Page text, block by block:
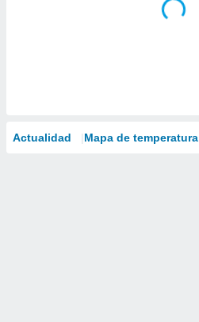
Actualidad Mapa de temperatura